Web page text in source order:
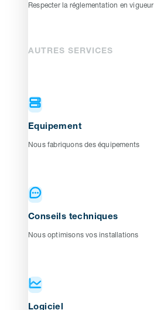
Respecter la réglementation en vigueur
AUTRES SERVICES
Equipement
Nous fabriquons des équipements
Conseils techniques
Nous optimisons vos installations
Logiciel